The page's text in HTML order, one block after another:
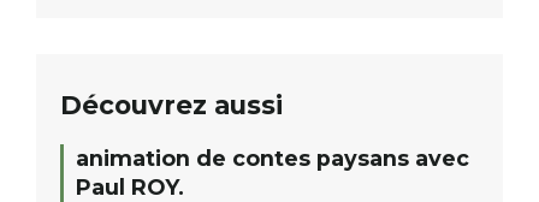
Découvrez aussi
animation de contes paysans avec
Paul ROY.